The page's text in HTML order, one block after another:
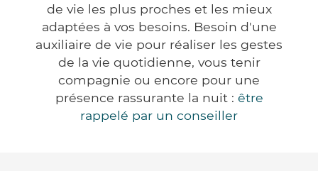
de vie les plus proches et les mieux
adaptées à vos besoins. Besoin d'une
auxiliaire de vie pour réaliser les gestes
de la vie quotidienne, vous tenir
compagnie ou encore pour une
présence rassurante la nuit : être
rappelé par un conseiller